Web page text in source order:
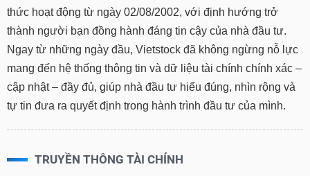
thức hoạt động từ ngày 02/08/2002, với định hướng trở
thành người bạn đồng hành đáng tin cậy của nhà đầu tư.
Ngay từ những ngày đầu, Vietstock đã không ngừng nỗ lực
mang đến hệ thống thông tin và dữ liệu tài chính chính xác –
cập nhật – đầy đủ, giúp nhà đầu tư hiểu đúng, nhìn rộng và
tự tin đưa ra quyết định trong hành trình đầu tư của mình.
TRUYỀN THÔNG TÀI CHÍNH